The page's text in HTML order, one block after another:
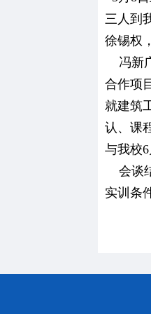
三人到
徐锡权
冯新
合作项
就建筑
认、课
与我校
会谈
实训条